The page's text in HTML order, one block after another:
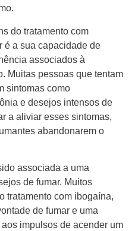
do tratamento com
é a sua capacidade de
associados à
Muitas pessoas que tentam
sintomas como
e desejos intensos de
a aliviar esses sintomas,
abandonarem o
associada a uma
de fumar. Muitos
tratamento com ibogaína,
de fumar e uma
impulsos de acender um